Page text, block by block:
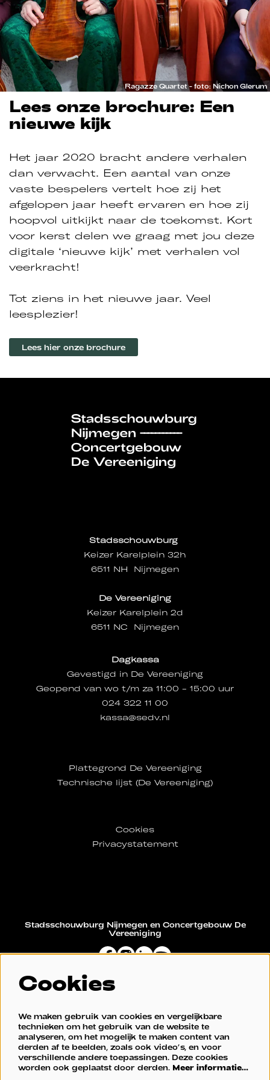
Ragazze Quartet - foto: Nichon Glerum
Lees onze brochure: Een
nieuwe kijk
Het jaar 2020 bracht andere verhalen
dan verwacht. Een aantal van onze
vaste bespelers vertelt hoe zij het
afgelopen jaar heeft ervaren en hoe zij
hoopvol uitkijkt naar de toekomst. Kort
voor kerst delen we graag met jou deze
digitale ‘nieuwe kijk’ met verhalen vol
veerkracht!
Tot ziens in het nieuwe jaar. Veel
leesplezier!
Lees hier onze brochure
Stadsschouwburg
Keizer Karelplein 32h
6511 NH Nijmegen
De Vereeniging
Keizer Karelplein 2d
6511 NC Nijmegen
Dagkassa
Gevestigd in De Vereeniging
Geopend van wo t/m za 11:00 - 15:00 uur
024 322 11 00
kassa@sedv.nl
Plattegrond De Vereeniging
Technische lijst (De Vereeniging)
Cookies
Privacystatement
Stadsschouwburg Nijmegen en Concertgebouw De
Vereeniging
Cookies
We maken gebruik van cookies en vergelijkbare
technieken om het gebruik van de website te
analyseren, om het mogelijk te maken content van
derden af te beelden, zoals ook video’s, en voor
verschillende andere toepassingen. Deze cookies
worden ook geplaatst door derden. Meer informatie…